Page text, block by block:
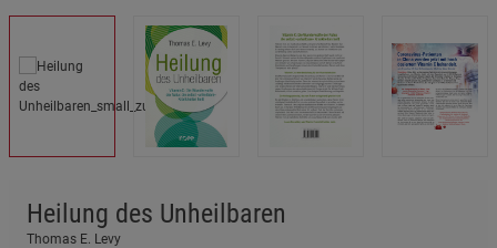
Heilung des Unheilbaren
Thomas E. Levy